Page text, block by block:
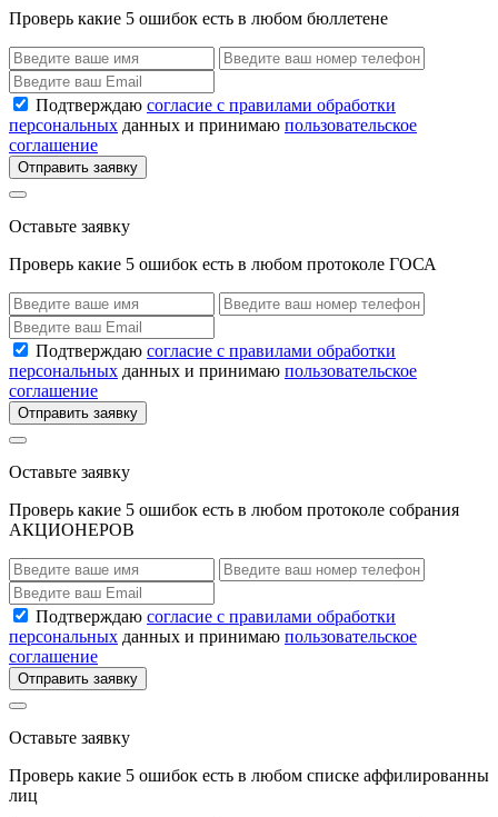
Проверь какие 5 ошибок есть в любом бюллетене
Подтверждаю согласие с правилами обработки
персональных данных и принимаю пользовательское
соглашение
Отправить заявку
Оставьте заявку
Проверь какие 5 ошибок есть в любом протоколе ГОСА
Подтверждаю согласие с правилами обработки
персональных данных и принимаю пользовательское
соглашение
Отправить заявку
Оставьте заявку
Проверь какие 5 ошибок есть в любом протоколе собрания
АКЦИОНЕРОВ
Подтверждаю согласие с правилами обработки
персональных данных и принимаю пользовательское
соглашение
Отправить заявку
Оставьте заявку
Проверь какие 5 ошибок есть в любом списке аффилированны
лиц